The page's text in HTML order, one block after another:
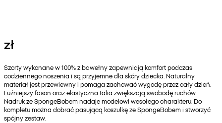
zł
Szorty wykonane w 100% z bawełny zapewniają komfort podczas
codziennego noszenia i są przyjemne dla skóry dziecka. Naturalny
materiał jest przewiewny i pomaga zachować wygodę przez cały dzień.
Luźniejszy fason oraz elastyczna talia zwiększają swobodę ruchów.
Nadruk ze SpongeBobem nadaje modelowi wesołego charakteru. Do
kompletu można dobrać pasującą koszulkę ze SpongeBobem i stworzyć
spójny zestaw.